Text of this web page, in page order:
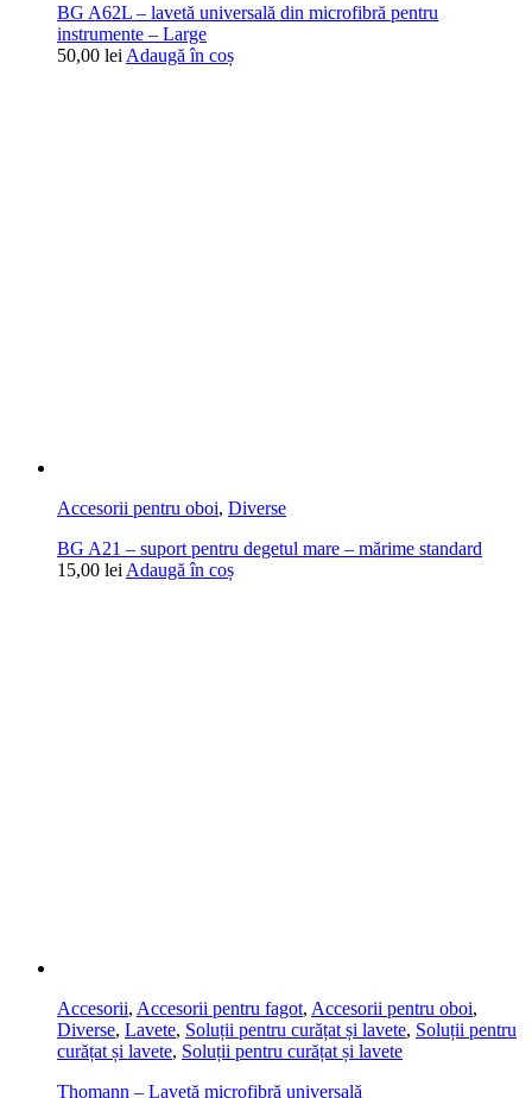
BG A62L – lavetă universală din microfibră pentru
instrumente – Large
50,00 lei Adaugă în coș
Accesorii pentru oboi, Diverse
BG A21 – suport pentru degetul mare – mărime standard
15,00 lei Adaugă în coș
Accesorii, Accesorii pentru fagot, Accesorii pentru oboi,
Diverse, Lavete, Soluții pentru curățat și lavete, Soluții pentru
curățat și lavete, Soluții pentru curățat și lavete
Thomann – Lavetă microfibră universală